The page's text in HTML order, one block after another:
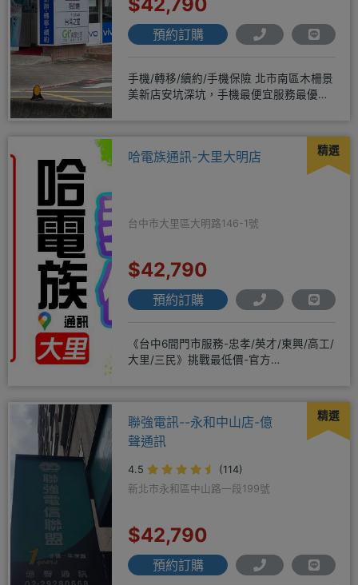
預約訂購
手機/轉移/續約/手機保險 北市南區木柵景
美新店安坑深坑，手機最便宜服務最優
精選
哈電族通訊-大里大明店
台中市大里區大明路146-1號
$42,790
預約訂購
《台中6間門市服務-忠孝/英才/東興/高工/
大里/三民》挑戰最低價-官方
精選
聯強電訊--永和中山店-億
聲通訊
4.5
(114)
新北市永和區中山路一段199號
$42,790
預約訂購